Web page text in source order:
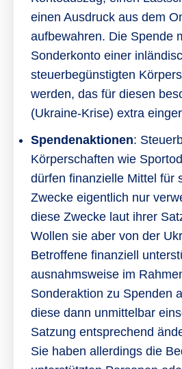
einen Ausdruck aus dem
aufbewahren. Die Spende
Sonderkonto einer
steuerbegünstigten
werden, das für diesen
(Ukraine-Krise) extra
Spendenaktionen:
Körperschaften wie
dürfen finanzielle Mittel für
Zwecke eigentlich nur
diese Zwecke laut ihrer
Wollen sie aber von der
Betroffene finanziell
ausnahmsweise im
Sonderaktion zu Spenden
diese dann unmittelbar
Satzung entsprechend
Sie haben allerdings die